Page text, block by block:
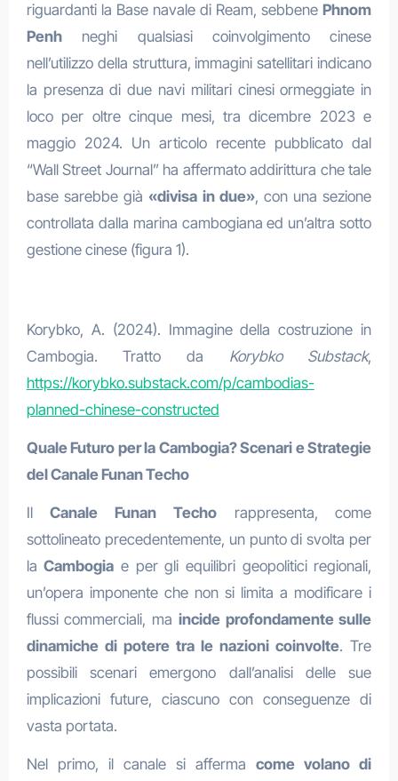
riguardanti la Base navale di Ream, sebbene Phnom
Penhneghi qualsiasi coinvolgimento cinese
nell’utilizzo della struttura, immagini satellitari indicano
la presenza di due navi militari cinesi ormeggiate in
loco per oltre cinque mesi, tra dicembre 2023 e
maggio 2024. Un articolo recente pubblicato dal
“Wall Street Journal” ha affermato addirittura che tale
base sarebbe già «divisa in due», con una sezione
controllata dalla marina cambogiana ed un’altra sotto
gestione cinese (figura 1).
Korybko, A. (2024). Immagine della costruzione in
Cambogia. Tratto da Korybko Substack,
https://korybko.substack.com/p/cambodias-
planned-chinese-constructed
Quale Futuro per la Cambogia? Scenari e Strategie
del Canale Funan Techo
IlCanale Funan Techorappresenta, come
sottolineato precedentemente, un punto di svolta per
laCambogia e per gli equilibri geopolitici regionali,
un’opera imponente che non si limita a modificare i
flussi commerciali, ma incide profondamente sulle
dinamiche di potere tra le nazioni coinvolte. Tre
possibili scenari emergono dall’analisi delle sue
implicazioni future, ciascuno con conseguenze di
vasta portata.
Nel primo, il canale si affermacome volano di